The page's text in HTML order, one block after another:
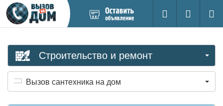
новое
Поиск
Вход на
Строительство и ремонт
Вызов сантехника на дом